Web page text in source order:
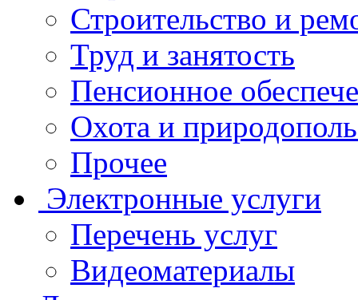
Строительство и
Труд и занятость
Пенсионное
Охота и
Прочее
Электронные услуги
Перечень услуг
Видеоматериалы